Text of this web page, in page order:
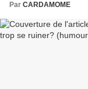
Par CARDAMOME